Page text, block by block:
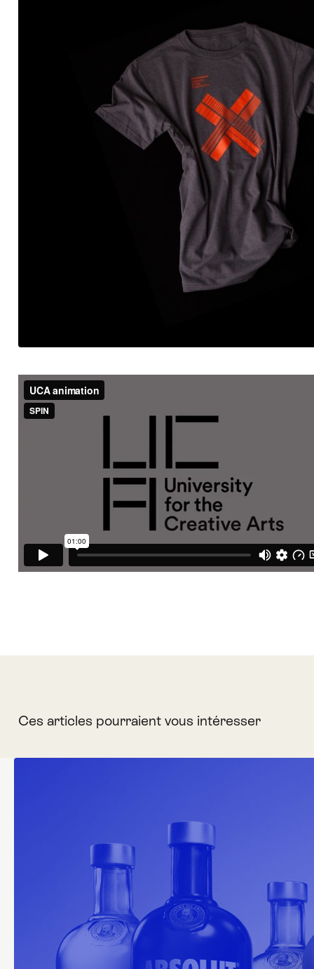
Ces articles pourraient vous intéresser